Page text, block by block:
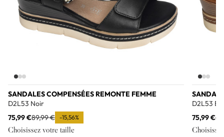
SANDALES COMPENSÉES REMONTE FEMME
D2L53 Noir
75,99 €89,99 € -15,56%
Choisissez votre taille
D2L53
75,99 €